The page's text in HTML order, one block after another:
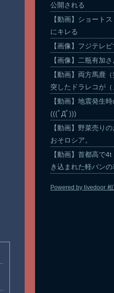
公開される
【動画】ショート
にキレる
【画像】フジテ
【画像】二瓶有加
【動画】両方馬鹿
突したドラレコが（
【動画】地震発生
(((ﾟДﾟ)))
【動画】野菜売り
おそロシア。
【動画】首都高で
き込まれた軽バンの
Powered by livedoor